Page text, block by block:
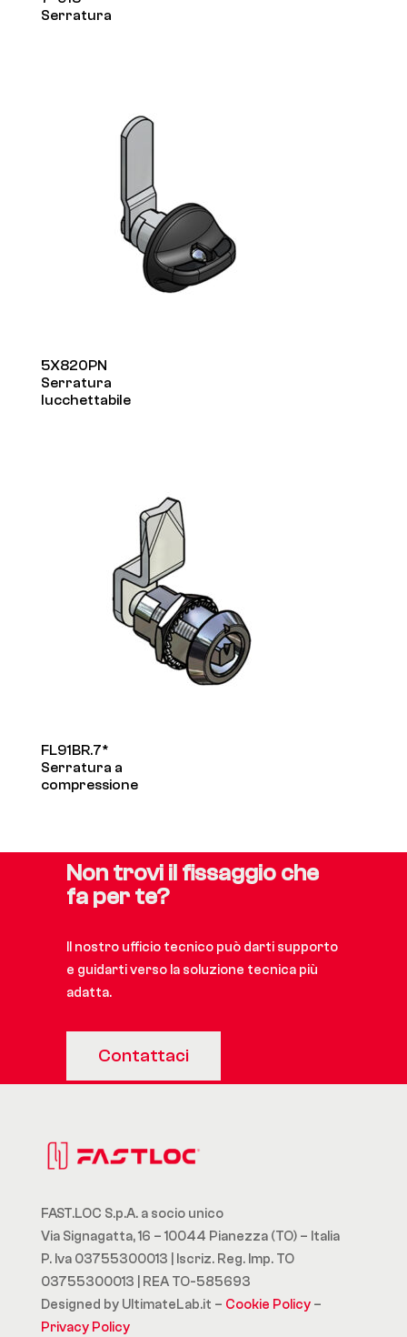
Serratura
5X820PN
Serratura
lucchettabile
FL91BR.7*
Serratura a
compressione
Non trovi il fissaggio che
fa per te?
Il nostro ufficio tecnico può darti supporto
e guidarti verso la soluzione tecnica più
adatta.
Contattaci
FAST.LOC S.p.A. a socio unico
Via Signagatta, 16 – 10044 Pianezza (TO) – Italia
P. Iva 03755300013 | Iscriz. Reg. Imp. TO
03755300013 | REA TO-585693
Designed by UltimateLab.it – Cookie Policy–
Privacy Policy